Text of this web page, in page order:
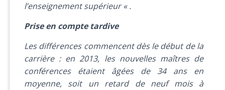
l’enseignement supérieur « .
Prise en compte tardive
Les différences commencent dès le début de la
carrière : en 2013, les nouvelles maîtres de
conférences étaient âgées de 34 ans en
moyenne, soit un retard de neuf mois à